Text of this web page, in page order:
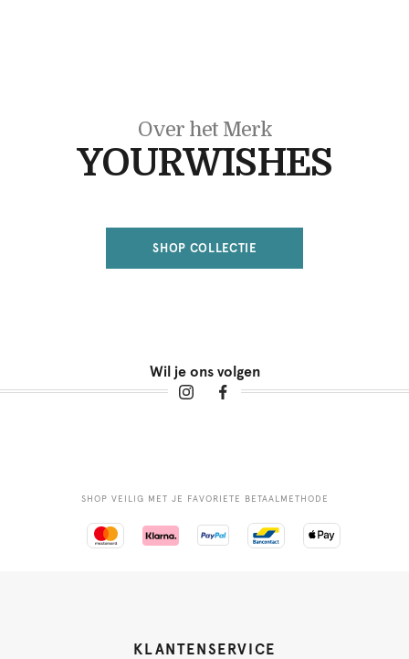
Over het Merk
YOURWISHES
SHOP COLLECTIE
Wil je ons volgen
SHOP VEILIG MET JE FAVORIETE BETAALMETHODE
KLANTENSERVICE